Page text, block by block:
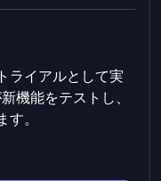
ライアルとして実
機能をテストし、
。